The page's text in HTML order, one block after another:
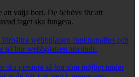
att välja bort. De behövs för att
taget ska fungera.
webbplatsen funktionalitet och
på hur webbplatsen används.
ska prestera så bra som möjligt under